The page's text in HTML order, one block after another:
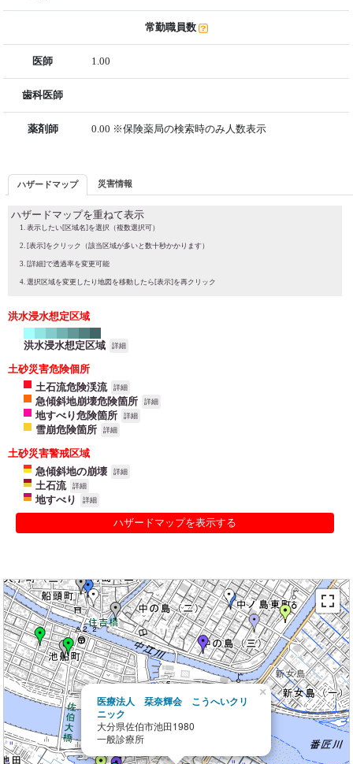
常勤職員数
医師 1.00
歯科医師
薬剤師 0.00 ※保険薬局の検索時のみ人数表示
ハザードマップ 災害情報
ハザードマップを重ねて表示
表示したい[区域名]を選択（複数選択可）
[表示]をクリック（該当区域が多いと数十秒かかります）
[詳細]で透過率を変更可能
選択区域を変更したり地図を移動したら[表示]を再クリック
洪水浸水想定区域
洪水浸水想定区域 詳細
土砂災害危険個所
土石流危険渓流
詳細
急傾斜地崩壊危険箇所 詳細
地すべり危険箇所 詳細
雪崩危険箇所 詳細
土砂災害警戒区域
急傾斜地の崩壊
詳細
土石流 詳細
地すべり 詳細
ハザードマップを表示する
医療法人 栞奈輝会 こうへいクリ
ニック
大分県佐伯市池田1980
一般診療所
×